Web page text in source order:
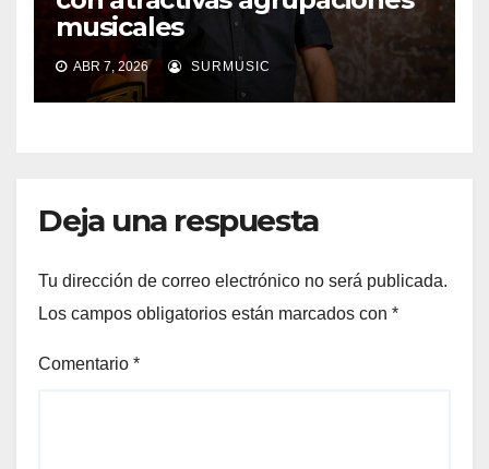
musicales
ABR 7, 2026 SURMUSIC
Deja una respuesta
Tu dirección de correo electrónico no será publicada.
Los campos obligatorios están marcados con *
Comentario *